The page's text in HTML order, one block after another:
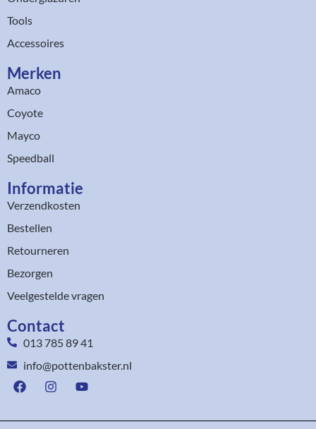
Tools
Accessoires
Merken
Amaco
Coyote
Mayco
Speedball
Informatie
Verzendkosten
Bestellen
Retourneren
Bezorgen
Veelgestelde vragen
Contact
013 785 89 41
info@pottenbakster.nl